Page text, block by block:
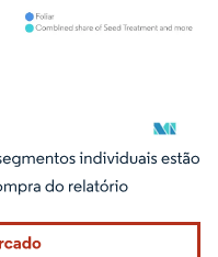
atribuição conforme CC BY 4.0.